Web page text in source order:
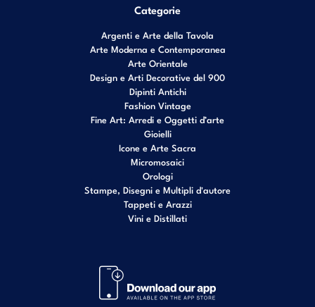
Categorie
Argenti e Arte della Tavola
Arte Moderna e Contemporanea
Arte Orientale
Design e Arti Decorative del 900
Dipinti Antichi
Fashion Vintage
Fine Art: Arredi e Oggetti d’arte
Gioielli
Icone e Arte Sacra
Micromosaici
Orologi
Stampe, Disegni e Multipli d'autore
Tappeti e Arazzi
Vini e Distillati